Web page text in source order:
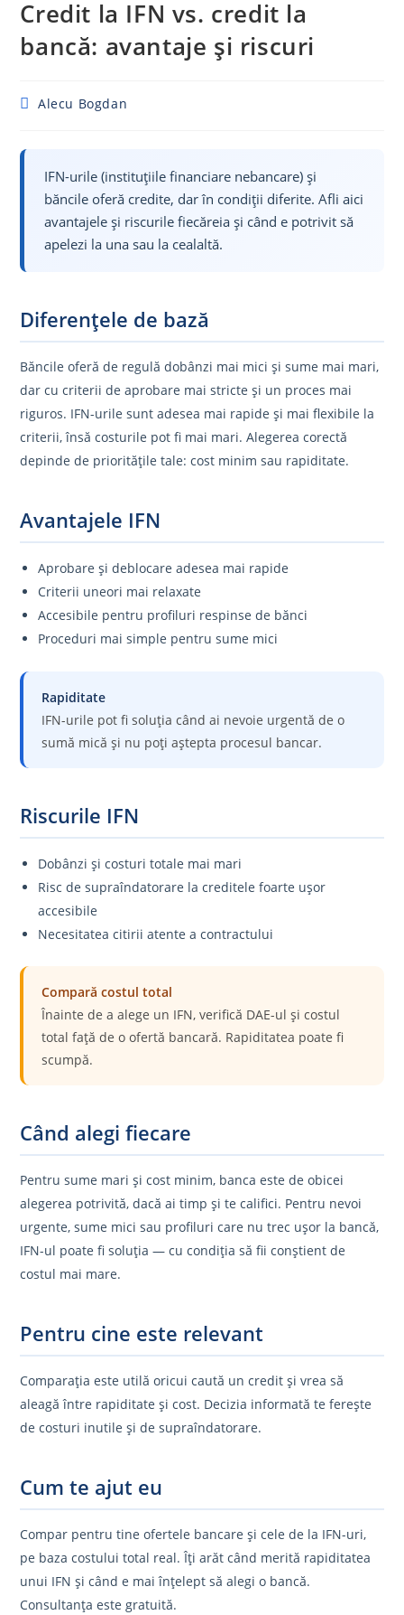
Credit la IFN vs. credit la
bancă: avantaje și riscuri
PostAlecu Bogdan
IFN-urile (instituțiile financiare nebancare) și
băncile oferă credite, dar în condiții diferite. Afli aici
avantajele și riscurile fiecăreia și când e potrivit să
apelezi la una sau la cealaltă.
Diferențele de bază
Băncile oferă de regulă dobânzi mai mici și sume mai mari,
dar cu criterii de aprobare mai stricte și un proces mai
riguros. IFN-urile sunt adesea mai rapide și mai flexibile la
criterii, însă costurile pot fi mai mari. Alegerea corectă
depinde de prioritățile tale: cost minim sau rapiditate.
Avantajele IFN
Aprobare și deblocare adesea mai rapide
Criterii uneori mai relaxate
Accesibile pentru profiluri respinse de bănci
Proceduri mai simple pentru sume mici
Rapiditate
IFN-urile pot fi soluția când ai nevoie urgentă de o
sumă mică și nu poți aștepta procesul bancar.
Riscurile IFN
Dobânzi și costuri totale mai mari
Risc de supraîndatorare la creditele foarte ușor
accesibile
Necesitatea citirii atente a contractului
Compară costul total
Înainte de a alege un IFN, verifică DAE-ul și costul
total față de o ofertă bancară. Rapiditatea poate fi
scumpă.
Când alegi fiecare
Pentru sume mari și cost minim, banca este de obicei
alegerea potrivită, dacă ai timp și te califici. Pentru nevoi
urgente, sume mici sau profiluri care nu trec ușor la bancă,
IFN-ul poate fi soluția — cu condiția să fii conștient de
costul mai mare.
Pentru cine este relevant
Comparația este utilă oricui caută un credit și vrea să
aleagă între rapiditate și cost. Decizia informată te ferește
de costuri inutile și de supraîndatorare.
Cum te ajut eu
Compar pentru tine ofertele bancare și cele de la IFN-uri,
pe baza costului total real. Îți arăt când merită rapiditatea
unui IFN și când e mai înțelept să alegi o bancă.
Consultanța este gratuită.